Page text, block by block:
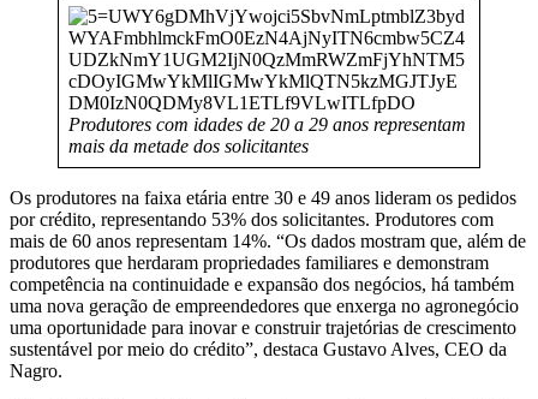
Produtores com idades de 20 a 29 anos representam
mais da metade dos solicitantes
Os produtores na faixa etária entre 30 e 49 anos lideram os pedidos
por crédito, representando 53% dos solicitantes. Produtores com
mais de 60 anos representam 14%. “Os dados mostram que, além de
produtores que herdaram propriedades familiares e demonstram
competência na continuidade e expansão dos negócios, há também
uma nova geração de empreendedores que enxerga no agronegócio
uma oportunidade para inovar e construir trajetórias de crescimento
sustentável por meio do crédito”, destaca Gustavo Alves, CEO da
Nagro.